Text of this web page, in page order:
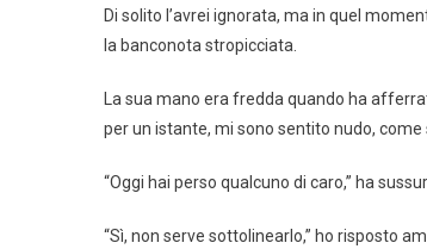
Di solito l’avrei ignorata, ma in quel
la banconota stropicciata.
La sua mano era fredda quando ha
per un istante, mi sono sentito nudo, come
“Oggi hai perso qualcuno di caro,” ha
“Sì, non serve sottolinearlo,” ho risposto